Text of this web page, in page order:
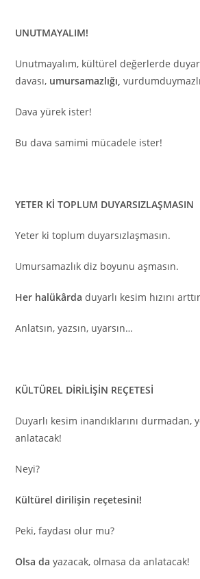
UNUTMAYALIM!
Unutmayalım, kültürel değerlerde
davası, umursamazlığı,
Dava yürek ister!
Bu dava samimi mücadele ister!
YETER Kİ TOPLUM DUYARSIZLAŞMASIN
Yeter ki toplum duyarsızlaşmasın.
Umursamazlık diz boyunu aşmasın.
Her halükârdaduyarlı kesim hızını
Anlatsın, yazsın, uyarsın…
KÜLTÜREL DİRİLİŞİN REÇETESİ
Duyarlı kesim inandıklarını durmadan,
anlatacak!
Neyi?
Kültürel dirilişin reçetesini!
Peki, faydası olur mu?
Olsa da yazacak, olmasa da anlatacak!